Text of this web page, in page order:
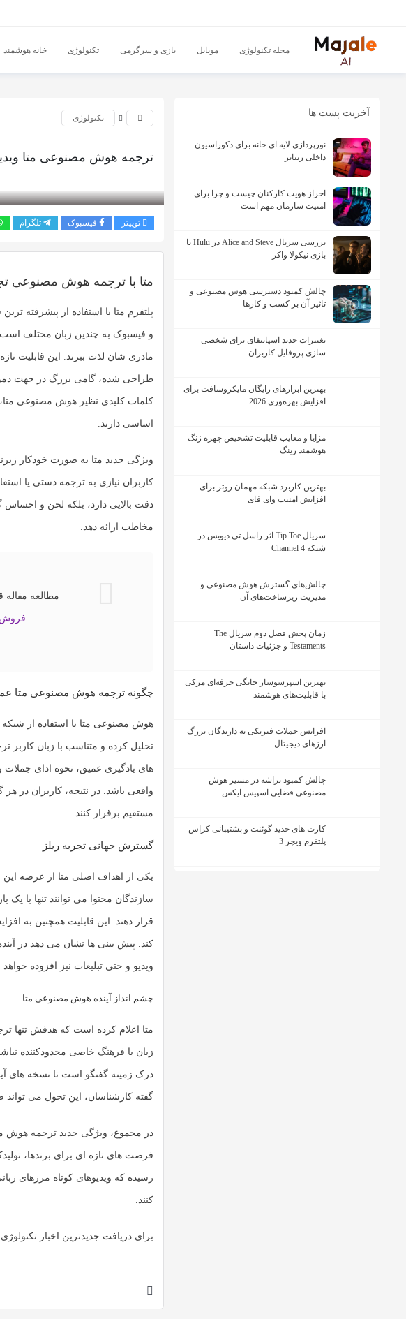
مجله تکنولوژی موبایل بازی و سرگرمی تکنولوژی خانه هوشمند
آخریت پست ها
نورپردازی لایه ای خانه برای دکوراسیون
داخلی زیباتر
احراز هویت کارکنان چیست و چرا برای
امنیت سازمان مهم است
بررسی سریال Alice and Steve در Hulu با
بازی نیکولا واکر
چالش کمبود دسترسی هوش مصنوعی و
تاثیر آن بر کسب و کارها
تغییرات جدید اسپاتیفای برای شخصی
سازی پروفایل کاربران
بهترین ابزارهای رایگان مایکروسافت برای
افزایش بهره‌وری 2026
مزایا و معایب قابلیت تشخیص چهره زنگ
هوشمند رینگ
بهترین کاربرد شبکه مهمان روتر برای
افزایش امنیت وای فای
سریال Tip Toe اثر راسل تی دیویس در
شبکه Channel 4
چالش‌های گسترش هوش مصنوعی و
مدیریت زیرساخت‌های آن
زمان پخش فصل دوم سریال The
Testaments و جزئیات داستان
بهترین اسپرسوساز خانگی حرفه‌ای مرکی
با قابلیت‌های هوشمند
افزایش حملات فیزیکی به دارندگان بزرگ
ارزهای دیجیتال
چالش کمبود تراشه در مسیر هوش
مصنوعی فضایی اسپیس ایکس
کارت های جدید گوئنت و پشتیبانی کراس
پلتفرم ویچر 3
تکنولوژی
ترجمه هوش مصنوعی متا
توییتر فیسبوک تلگرام
متا با ترجمه هوش مصنوعی
پلتفرم متا با استفاده از پیشرفته ترین
و فیسبوک به چندین زبان مختلف است
مادری شان لذت ببرند. این قابلیت
طراحی شده، گامی بزرگ در جهت
کلمات کلیدی نظیر هوش مصنوعی متا،
اساسی دارند.
ویژگی جدید متا به صورت خودکار
کاربران نیازی به ترجمه دستی یا
دقت بالایی دارد، بلکه لحن و احساس
مخاطب ارائه دهد.
مطالعه مقاله
فروش
چگونه ترجمه هوش مصنوعی متا
هوش مصنوعی متا با استفاده از
تحلیل کرده و متناسب با زبان کاربر
های یادگیری عمیق، نحوه ادای جملات
واقعی باشد. در نتیجه، کاربران در هر
مستقیم برقرار کنند.
گسترش جهانی تجربه ریلز
یکی از اهداف اصلی متا از عرضه این
سازندگان محتوا می توانند تنها با یک
قرار دهند. این قابلیت همچنین به
کند. پیش بینی ها نشان می دهد در
ویدیو و حتی تبلیغات نیز افزوده
چشم انداز آینده هوش مصنوعی متا
متا اعلام کرده است که هدفش تنها
زبان یا فرهنگ خاصی محدودکننده
درک زمینه گفتگو است تا نسخه های
گفته کارشناسان، این تحول می تواند
در مجموع، ویژگی جدید ترجمه هوش
فرصت های تازه ای برای برندها،
رسیده که ویدیوهای کوتاه مرزهای
کنند.
برای دریافت جدیدترین اخبار تکنولوژی